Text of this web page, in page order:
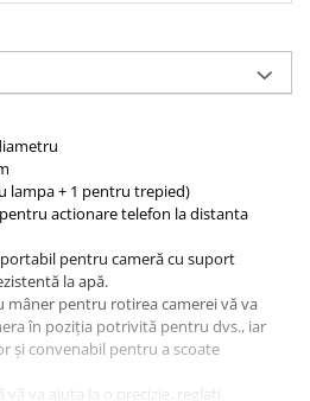
lampa + 1 pentru trepied)
actionare telefon la distanta
portabil pentru cameră cu suport
la apă.
mâner pentru rotirea camerei vă va
în poziția potrivită pentru dvs., iar
și convenabil pentru a scoate
va ajuta la o precizie. reglați